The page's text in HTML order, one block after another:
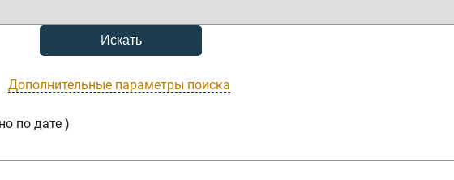
Дополнительные параметры поиска
по дате )